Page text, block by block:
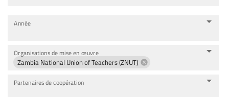
Année
Organisations de mise en œuvre
Zambia National Union of Teachers (ZNUT)
Partenaires de coopération